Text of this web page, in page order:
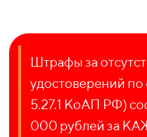
Штрафы за
удостоверений по
5.27.1 КоАП РФ)
000 рублей за